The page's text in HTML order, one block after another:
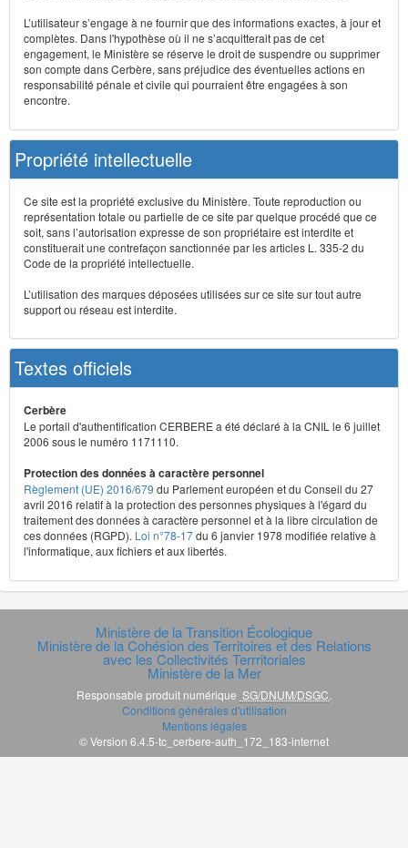
L’utilisateur s’engage à ne fournir que des informations exactes, à jour et
complètes. Dans l'hypothèse où il ne s’acquitterait pas de cet
engagement, le Ministère se réserve le droit de suspendre ou supprimer
son compte dans Cerbère, sans préjudice des éventuelles actions en
responsabilité pénale et civile qui pourraient être engagées à son
encontre.
Propriété intellectuelle
Ce site est la propriété exclusive du Ministère. Toute reproduction ou
représentation totale ou partielle de ce site par quelque procédé que ce
soit, sans l’autorisation expresse de son propriétaire est interdite et
constituerait une contrefaçon sanctionnée par les articles L. 335-2 du
Code de la propriété intellectuelle.
L’utilisation des marques déposées utilisées sur ce site sur tout autre
support ou réseau est interdite.
Textes officiels
Cerbère
Le portail d'authentification CERBERE a été déclaré à la CNIL le 6 juillet
2006 sous le numéro 1171110.
Protection des données à caractère personnel
Règlement (UE) 2016/679 du Parlement européen et du Conseil du 27
avril 2016 relatif à la protection des personnes physiques à l'égard du
traitement des données à caractère personnel et à la libre circulation de
ces données (RGPD). Loi n°78-17du 6 janvier 1978 modifiée relative à
l'informatique, aux fichiers et aux libertés.
Ministère de la Transition Écologique
Ministère de la Cohésion des Territoires et des Relations
avec les Collectivités Terrritoriales
Ministère de la Mer
Responsable produit numérique SG/DNUM/DSGC
Conditions générales d'utilisation
Mentions légales
© Version 6.4.5-tc_cerbere-auth_172_183-internet